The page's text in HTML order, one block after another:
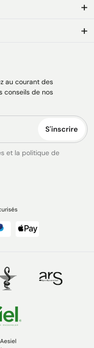
au courant des
conseils de nos
S'inscrire
et la politique de